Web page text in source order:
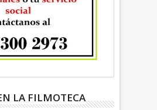
LA FILMOTECA